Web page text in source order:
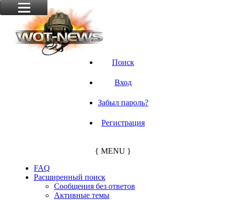
Поиск
Вход
Забыл пароль?
Регистрация
{ MENU }
FAQ
Расширенный поиск
Сообщения без ответов
Активные темы